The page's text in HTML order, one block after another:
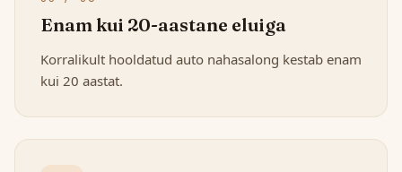
Enam kui 20-aastane eluiga
Korralikult hooldatud auto nahasalong kestab enam
kui 20 aastat.